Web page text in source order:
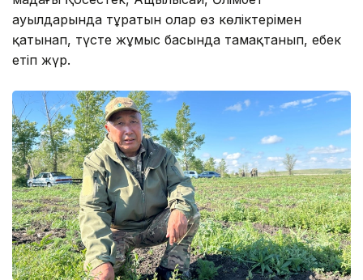
ауылдарында тұратын олар өз көліктерімен
қатынап, түсте жұмыс басында тамақтанып, еңбек
етіп жүр.